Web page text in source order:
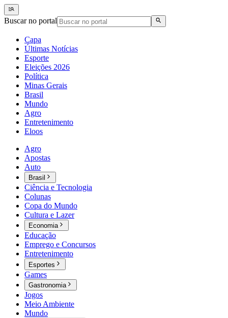
Buscar no portal
Capa
Últimas Notícias
Esporte
Eleições 2026
Política
Minas Gerais
Brasil
Mundo
Agro
Entretenimento
Eloos
Agro
Apostas
Auto
Brasil
Ciência e Tecnologia
Colunas
Copa do Mundo
Cultura e Lazer
Economia
Educação
Emprego e Concursos
Entretenimento
Esportes
Games
Gastronomia
Jogos
Meio Ambiente
Mundo